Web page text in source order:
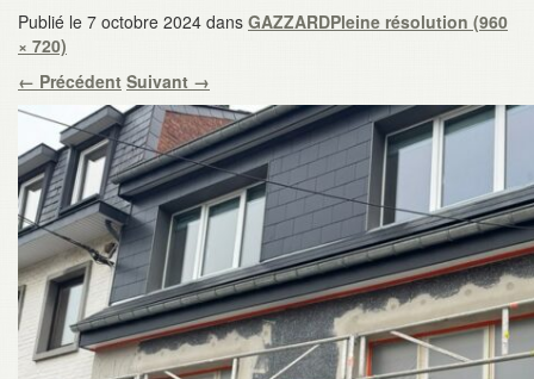
Publié le 7 octobre 2024 dans GAZZARDPleine résolution (960
× 720)
← Précédent Suivant →